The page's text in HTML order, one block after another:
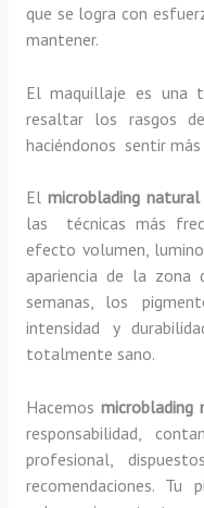
que se logra con
mantener.
El maquillaje es una
resaltar los rasgos
haciéndonos sentir
El microblading
las técnicas más
efecto volumen,
apariencia de la zona
semanas, los
intensidad y
totalmente sano.
Hacemos microblading
responsabilidad,
profesional,
recomendaciones.